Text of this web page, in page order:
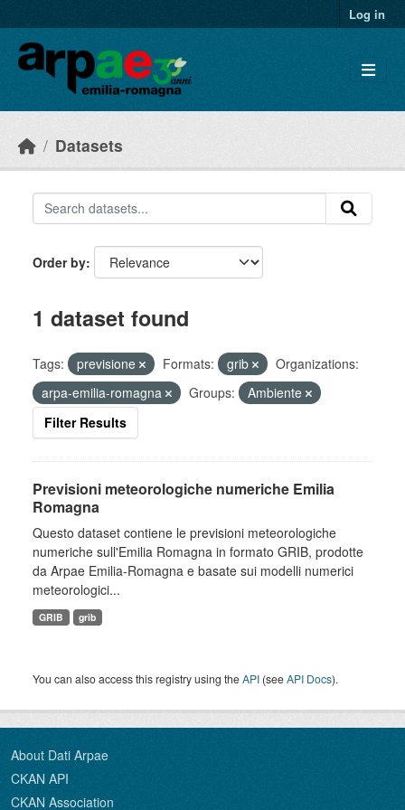
Log in
Datasets
Order by
1 dataset found
Tags: previsione Formats: grib
Organizations:
arpa-emilia-romagna
Groups:
Ambiente
Filter Results
Previsioni meteorologiche numeriche Emilia
Romagna
Questo dataset contiene le previsioni meteorologiche
numeriche sull'Emilia Romagna in formato GRIB, prodotte
da Arpae Emilia-Romagna e basate sui modelli numerici
meteorologici...
GRIB grib
You can also access this registry using theAPI (seeAPI Docs).
About Dati Arpae
CKAN API
CKAN Association